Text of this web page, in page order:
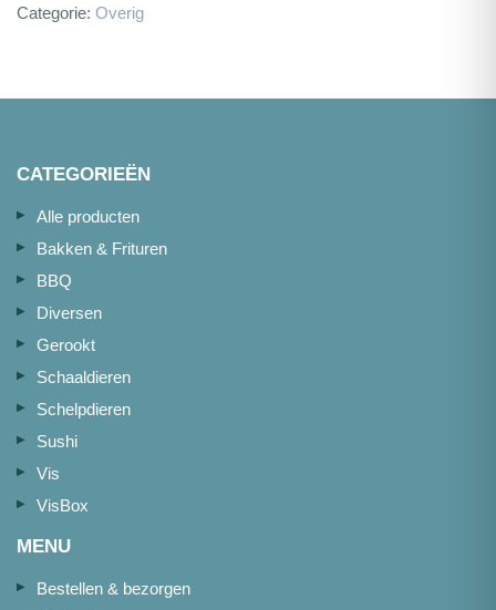
Categorie: Overig
CATEGORIEËN
Alle producten
Bakken & Frituren
BBQ
Diversen
Gerookt
Schaaldieren
Schelpdieren
Sushi
Vis
VisBox
MENU
Bestellen & bezorgen